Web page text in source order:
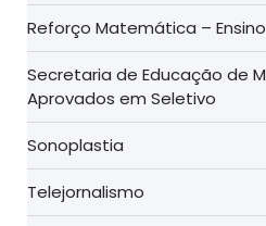
Reforço Matemática –
Secretaria de Educação de
Aprovados em Seletivo
Sonoplastia
Telejornalismo